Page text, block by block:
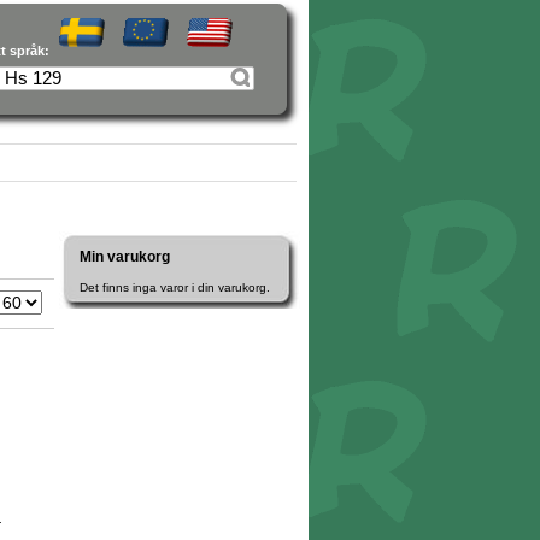
språk:
Min varukorg
Det finns inga varor i din varukorg.